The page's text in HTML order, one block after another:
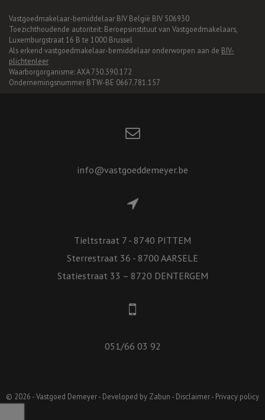
Vastgoedmakelaar-bemiddelaar BIV België BIV 506930
Toezichthoudende autoriteit: Beroepsinstituut van Vastgoedmakelaars,
Luxemburgstraat 16 B te 1000 Brussel
Als erkend vastgoedmakelaar-bemiddelaar onderworpen aan de BIV-
plichtenleer
Waarborgorganisme: AXA 730.390.172
Ondernemingsnummer BTW-BE 0667.781.157
info@vastgoeddemeyer.be
Tieltstraat 7 - 8740 PITTEM
Sterrestraat 36 - 8700 AARSELE
Statiestraat 33 – 8720 DENTERGEM
051/66 03 92
© 2026 - Vastgoed Demeyer - Developed by Zabun - Disclaimer- Privacy policy